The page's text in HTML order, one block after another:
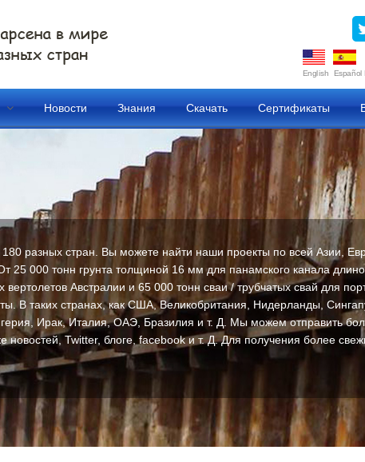
English Español
Новости Знания Скачать Сертификаты
разных стран. Вы можете найти наши проекты по всей Азии,
000 тонн грунта толщиной 16 мм для панамского канала
Австралии и 65 000 тонн сваи / трубчатых свай для
В таких странах, как США, Великобритания, Нидерланды,
Ирак, Италия, ОАЭ, Бразилия и т. Д. Мы можем отправить
Twitter, блоге, facebook и т. Д. Для получения более